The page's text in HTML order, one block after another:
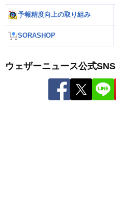
予報精度向上の取り組み
SORASHOP
ウェザーニュース公式SNS